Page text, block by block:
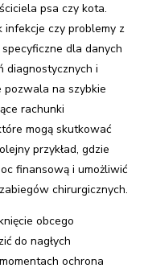
psa czy kota.
infekcje czy problemy z
dla danych
diagnostycznych i
pozwala na szybkie
rachunki
mogą skutkować
przykład, gdzie
finansową i umożliwić
chirurgicznych.
obcego
do nagłych
ochrona